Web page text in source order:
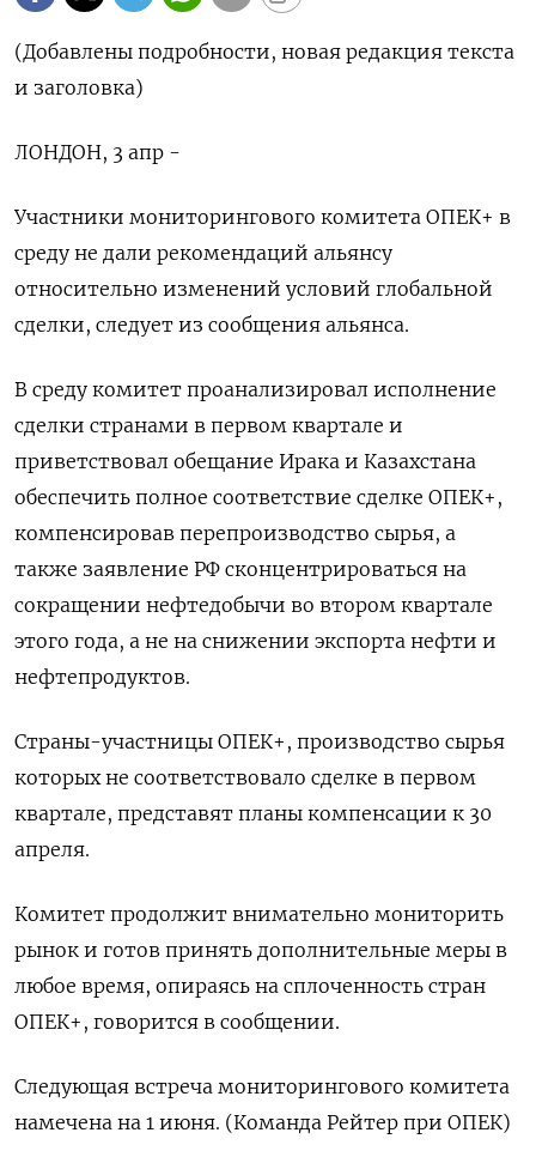
(Добавлены подробности, новая редакция текста
и заголовка)
ЛОНДОН, 3 апр -
Участники мониторингового комитета ОПЕК+ в
среду не дали рекомендаций альянсу
относительно изменений условий глобальной
сделки, следует из сообщения альянса.
В среду комитет проанализировал исполнение
сделки странами в первом квартале и
приветствовал обещание Ирака и Казахстана
обеспечить полное соответствие сделке ОПЕК+,
компенсировав перепроизводство сырья, а
также заявление РФ сконцентрироваться на
сокращении нефтедобычи во втором квартале
этого года, а не на снижении экспорта нефти и
нефтепродуктов.
Страны-участницы ОПЕК+, производство сырья
которых не соответствовало сделке в первом
квартале, представят планы компенсации к 30
апреля.
Комитет продолжит внимательно мониторить
рынок и готов принять дополнительные меры в
любое время, опираясь на сплоченность стран
ОПЕК+, говорится в сообщении.
Следующая встреча мониторингового комитета
намечена на 1 июня. (Команда Рейтер при ОПЕК)